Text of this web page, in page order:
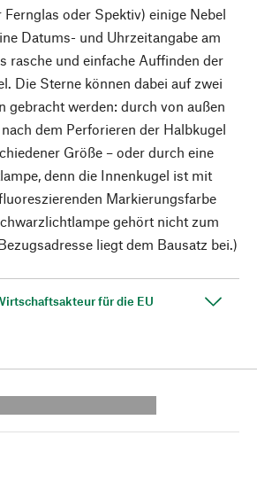
oder Spektiv) einige Nebel
Datums- und Uhrzeitangabe am
rasche und einfache Auffinden der
Die Sterne können dabei auf zwei
gebracht werden: durch von außen
dem Perforieren der Halbkugel
Größe – oder durch eine
denn die Innenkugel ist mit
Markierungsfarbe
gehört nicht zum
liegt dem Bausatz bei.)
für die EU